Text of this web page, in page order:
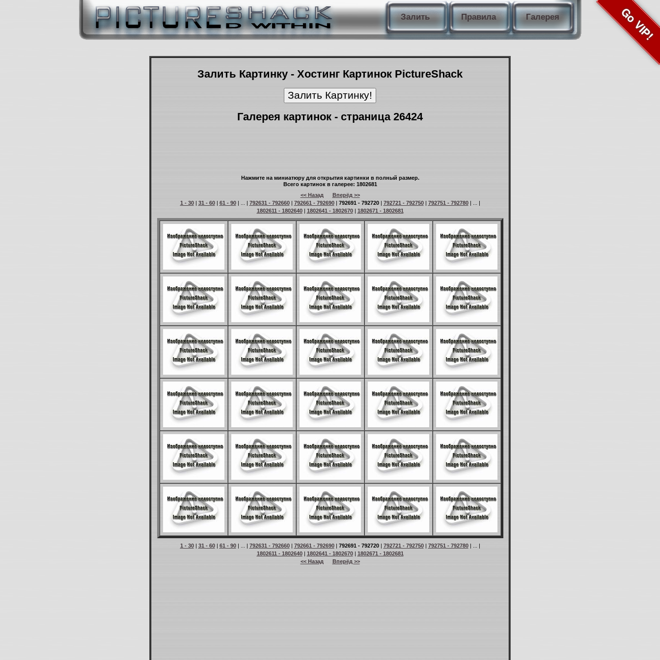
Залить Правила Галерея Go VIP!
Залить Картинку - Хостинг Картинок PictureShack
Галерея картинок - страница 26424
Нажмите на миниатюру для открытия картинки в полный размер.
Всего картинок в галерее: 1802681
<< Назад
Вперёд >>
1 - 30| 31 - 60| 61 - 90| ... | 792631 - 792660| 792661 - 792690| 792691 - 792720| 792721 - 792750| 792751 - 792780| ... |
1802611 - 1802640| 1802641 - 1802670| 1802671 - 1802681
1 - 30| 31 - 60| 61 - 90| ... | 792631 - 792660| 792661 - 792690| 792691 - 792720| 792721 - 792750| 792751 - 792780| ... |
1802611 - 1802640| 1802641 - 1802670| 1802671 - 1802681
<< Назад
Вперёд >>